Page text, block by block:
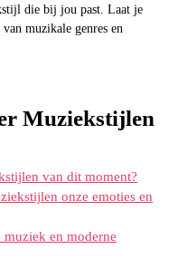
die bij jou past. Laat je
muzikale genres en
Muziekstijlen
van dit moment?
onze emoties en
muziek en moderne